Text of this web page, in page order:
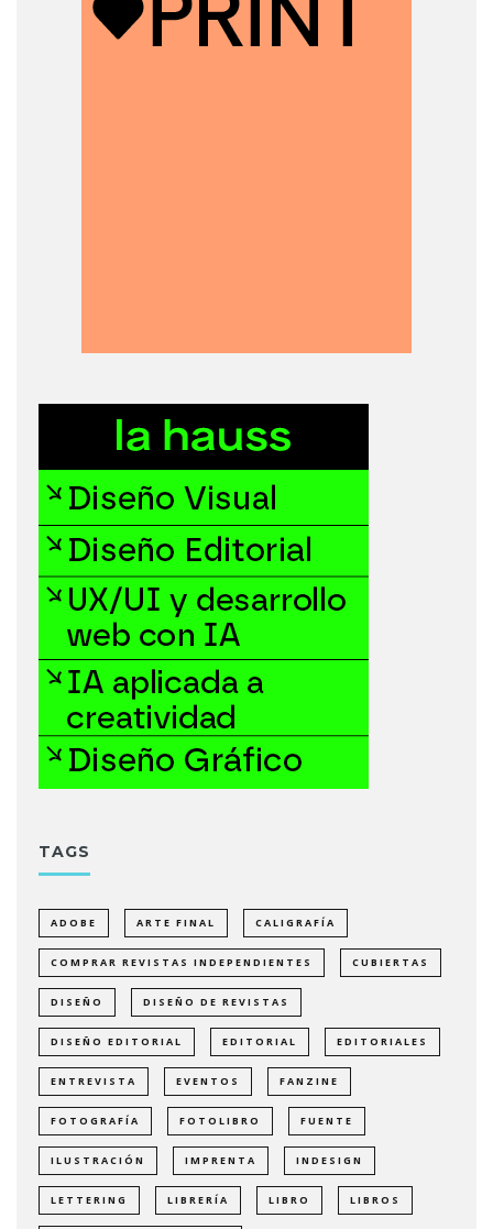
TAGS
ADOBE ARTE FINAL CALIGRAFÍA
COMPRAR REVISTAS INDEPENDIENTES CUBIERTAS
DISEÑO DISEÑO DE REVISTAS
DISEÑO EDITORIAL EDITORIAL EDITORIALES
ENTREVISTA EVENTOS FANZINE
FOTOGRAFÍA FOTOLIBRO FUENTE
ILUSTRACIÓN IMPRENTA INDESIGN
LETTERING LIBRERÍA LIBRO LIBROS